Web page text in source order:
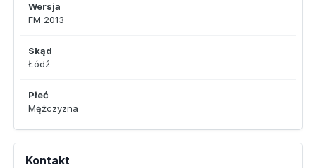
Wersja
FM 2013
Skąd
Łódź
Płeć
Mężczyzna
Kontakt